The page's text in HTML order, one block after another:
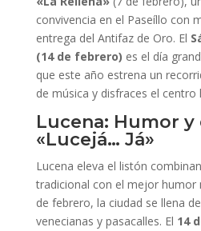
convivencia en el Paseíllo con
entrega del Antifaz de Oro. El
(14 de febrero) es el día
que este año estrena un
de música y disfraces el centro
Lucena: Humor y
«Lucejá… Já»
Lucena eleva el listón
tradicional con el mejor humor
de febrero, la ciudad se llena
venecianas y pasacalles. El 14